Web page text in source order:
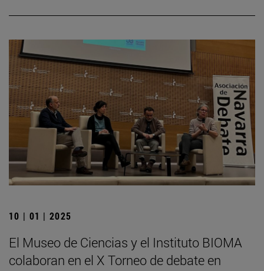
10 | 01 | 2025
El Museo de Ciencias y el Instituto BIOMA
colaboran en el X Torneo de debate en